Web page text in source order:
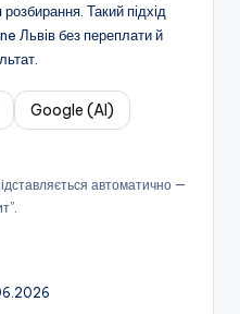
розбирання. Такий підхід
Львів без переплати й
Google (AI)
автоматично —